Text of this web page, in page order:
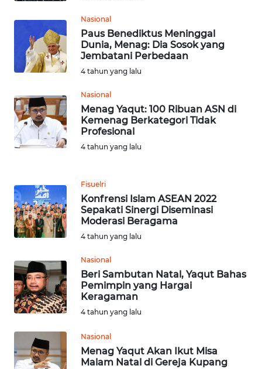
Nasional
Paus Benediktus Meninggal
Dunia, Menag: Dia Sosok yang
Jembatani Perbedaan
4 tahun yang lalu
Nasional
Menag Yaqut: 100 Ribuan ASN di
Kemenag Berkategori Tidak
Profesional
4 tahun yang lalu
Fisuelri
Konfrensi Islam ASEAN 2022
Sepakati Sinergi Diseminasi
Moderasi Beragama
4 tahun yang lalu
Nasional
Beri Sambutan Natal, Yaqut Bahas
Pemimpin yang Hargai
Keragaman
4 tahun yang lalu
Nasional
Menag Yaqut Akan Ikut Misa
Malam Natal di Gereja Kupang
WN
SIMALUNGUN
WN
LABUHANBATU
WN
TAPANULI
TENGAH
WN
TEBING
TINGGI
WN
PAKPAK
WN
KARAWANG
WN
BEKASI